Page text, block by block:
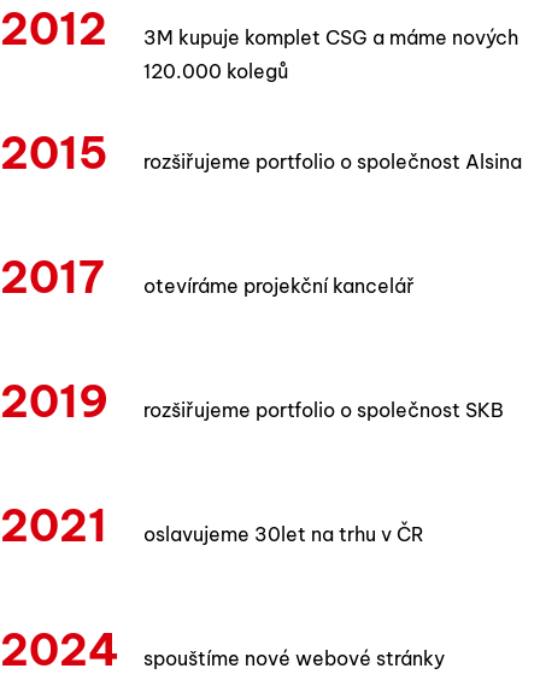
2012
3M kupuje komplet CSG a máme nových
120.000 kolegů
2015 rozšiřujeme portfolio o společnost Alsina
2017 otevíráme projekční kancelář
2019 rozšiřujeme portfolio o společnost SKB
2021 oslavujeme 30let na trhu v ČR
2024 spouštíme nové webové stránky